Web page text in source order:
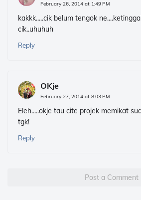
February 26, 2014 at 1:49 PM
kakkk.....cik belum tengok
cik..uhuhuh
Reply
OKje
February 27, 2014 at 8:03 PM
Eleh.....okje tau cite projek memikat
tgk!
Reply
Post a Comment